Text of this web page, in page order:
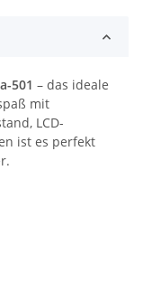
501 – das ideale
mit
LCD-
ist es perfekt